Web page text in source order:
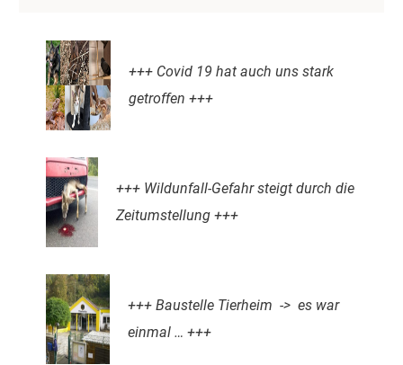
+++ Covid 19 hat auch uns stark
getroffen +++
+++ Wildunfall-Gefahr steigt durch die
Zeitumstellung +++
+++ Baustelle Tierheim -> es war
einmal … +++